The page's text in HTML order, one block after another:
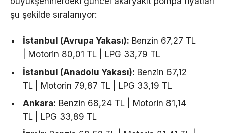
şu şekilde sıralanıyor:
İstanbul (Avrupa Yakası): Benzin 67,27 TL
| Motorin 80,01 TL | LPG 33,79 TL
İstanbul (Anadolu Yakası): Benzin 67,12
TL | Motorin 79,87 TL | LPG 33,19 TL
Ankara: Benzin 68,24 TL | Motorin 81,14
TL | LPG 33,89 TL